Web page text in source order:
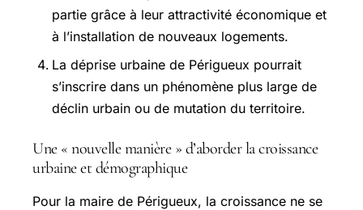
partie grâce à leur attractivité économique et
à l’installation de nouveaux logements.
La déprise urbaine de Périgueux pourrait
s’inscrire dans un phénomène plus large de
déclin urbain ou de mutation du territoire.
Une « nouvelle manière » d’aborder la croissance
urbaine et démographique
Pour la maire de Périgueux, la croissance ne se